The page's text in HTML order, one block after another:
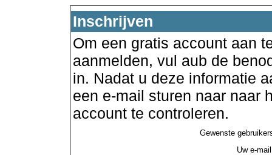
Inschrijven
Om een gratis account aan
aanmelden, vul aub de
in. Nadat u deze informatie
een e-mail sturen naar naar
account te controleren.
Gewenste
Uw e-